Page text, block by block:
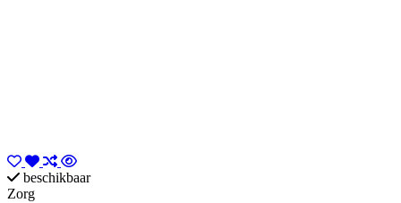
beschikbaar
Zorg